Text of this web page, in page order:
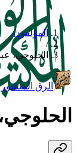
المؤلفون
/
الحلوجي،
الرق المنشور